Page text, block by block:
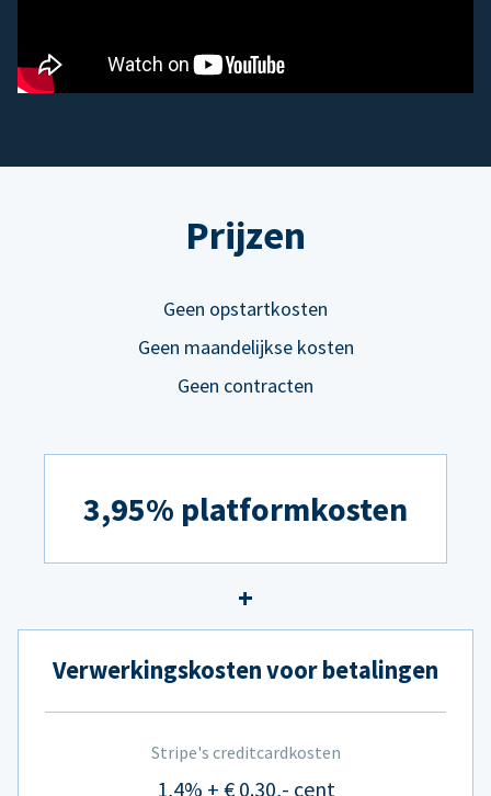
Prijzen
Geen opstartkosten
Geen maandelijkse kosten
Geen contracten
3,95% platformkosten
Verwerkingskosten voor betalingen
Stripe's creditcardkosten
1,4% + € 0.30,- cent